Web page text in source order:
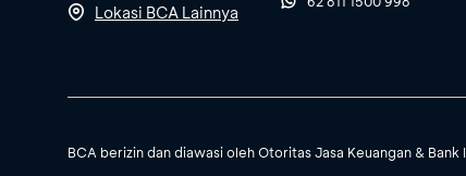
Lokasi BCA Lainnya
BCA berizin dan diawasi oleh Otoritas Jasa Keuangan & Bank